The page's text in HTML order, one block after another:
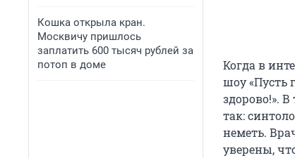
Кошка открыла кран.
Москвичу пришлось
заплатить 600 тысяч рублей за
потоп в доме
Когда в
шоу «Пусть
здорово!».
так:
неметь.
уверены,